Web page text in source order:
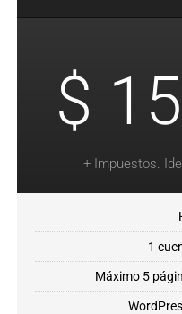
$
+ Impuestos.
1
Máximo 5